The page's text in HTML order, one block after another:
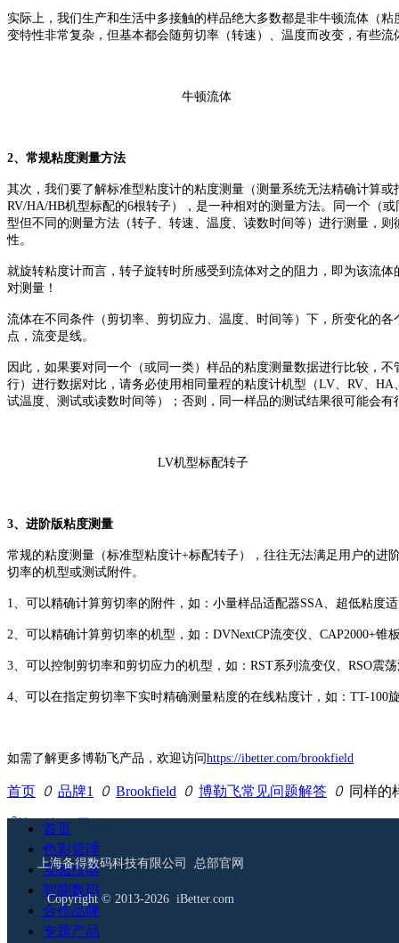
实际上，我们生产和生活中多接触的样品绝大多数都是非牛顿流体（
变特性非常复杂，但基本都会随剪切率（转速）、温度而改变，有些
牛顿流体 非牛
2、常规粘度测量方法
其次，我们要了解标准型粘度计的粘度测量（测量系统无法精确计算
RV/HA/HB机型标配的6根转子），是一种相对的测量方法。同一个（
型但不同的测量方法（转子、转速、温度、读数时间等）进行测量，
性。
就旋转粘度计而言，转子旋转时所感受到流体对之的阻力，即为该流
对测量！
流体在不同条件（剪切率、剪切应力、温度、时间等）下，所变化的
点，流变是线。
因此，如果要对同一个（或同一类）样品的粘度测量数据进行比较，
行）进行数据对比，请务必使用相同量程的粘度计机型（LV、RV、
试温度、测试或读数时间等）；否则，同一样品的测试结果很可能会有
LV机型标配转子 RV/
3、进阶版粘度测量
常规的粘度测量（标准型粘度计+标配转子），往往无法满足用户的进
切率的机型或测试附件。
1、可以精确计算剪切率的附件，如：小量样品适配器SSA、超低粘度
2、可以精确计算剪切率的机型，如：DVNextCP流变仪、CAP2000+锥
3、可以控制剪切率和剪切应力的机型，如：RST系列流变仪、RSO震
4、可以在指定剪切率下实时精确测量粘度的在线粘度计，如：TT-100
如需了解更多博勒飞产品，欢迎访问https://ibetter.com/brookfield
首页 ꄲ 品牌1 ꄲ Brookfield ꄲ 博勒飞常见问题解答 ꄲ 同样的
前一篇：
后一篇： 无
资讯阅读排行
首页
色彩管理
实验仪器
智能数码
合作品牌
专题产品
上海备得数码科技有限公司 总部官网
Copyright © 2013-2026 iBetter.com